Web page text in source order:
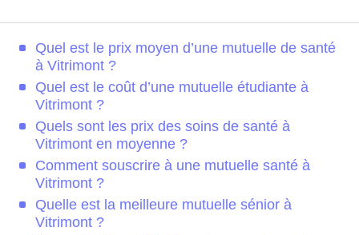
Quel est le prix moyen d’une mutuelle de santé
à Vitrimont ?
Quel est le coût d’une mutuelle étudiante à
Vitrimont ?
Quels sont les prix des soins de santé à
Vitrimont en moyenne ?
Comment souscrire à une mutuelle santé à
Vitrimont ?
Quelle est la meilleure mutuelle sénior à
Vitrimont ?